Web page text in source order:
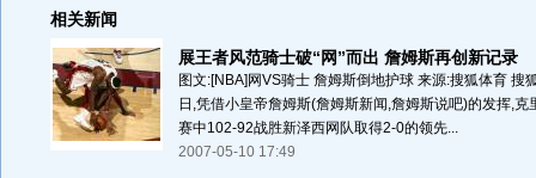
相关新闻
展王者风范骑士破“网”而出 詹姆斯再创新记录
图文:[NBA]网VS骑士 詹姆斯倒地护球 来源:搜狐体育 搜
日,凭借小皇帝詹姆斯(詹姆斯新闻,詹姆斯说吧)的发挥,克
赛中102-92战胜新泽西网队取得2-0的领先...
2007-05-10 17:49